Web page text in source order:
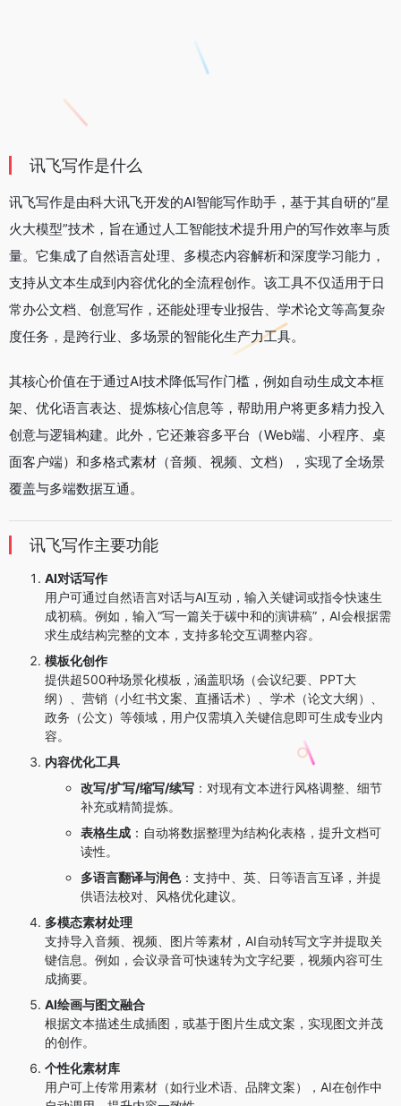
讯飞写作是什么
讯飞写作是由科大讯飞开发的AI智能写作助手，基于其自研的“星
火大模型”技术，旨在通过人工智能技术提升用户的写作效率与质
量。它集成了自然语言处理、多模态内容解析和深度学习能力，
支持从文本生成到内容优化的全流程创作。该工具不仅适用于日
常办公文档、创意写作，还能处理专业报告、学术论文等高复杂
度任务，是跨行业、多场景的智能化生产力工具。
其核心价值在于通过AI技术降低写作门槛，例如自动生成文本框
架、优化语言表达、提炼核心信息等，帮助用户将更多精力投入
创意与逻辑构建。此外，它还兼容多平台（Web端、小程序、桌
面客户端）和多格式素材（音频、视频、文档），实现了全场景
覆盖与多端数据互通。
讯飞写作主要功能
AI对话写作
用户可通过自然语言对话与AI互动，输入关键词或指令快速生
成初稿。例如，输入“写一篇关于碳中和的演讲稿”，AI会根据需
求生成结构完整的文本，支持多轮交互调整内容。
模板化创作
提供超500种场景化模板，涵盖职场（会议纪要、PPT大
纲）、营销（小红书文案、直播话术）、学术（论文大纲）、
政务（公文）等领域，用户仅需填入关键信息即可生成专业内
容。
内容优化工具
改写/扩写/缩写/续写 ：对现有文本进行风格调整、细节
补充或精简提炼。
表格生成 ：自动将数据整理为结构化表格，提升文档可
读性。
多语言翻译与润色：支持中、英、日等语言互译，并提
供语法校对、风格优化建议。
多模态素材处理
支持导入音频、视频、图片等素材，AI自动转写文字并提取关
键信息。例如，会议录音可快速转为文字纪要，视频内容可生
成摘要。
AI绘画与图文融合
根据文本描述生成插图，或基于图片生成文案，实现图文并茂
的创作。
个性化素材库
用户可上传常用素材（如行业术语、品牌文案），AI在创作中